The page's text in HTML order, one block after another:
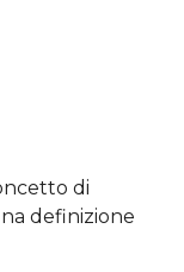
di
definizione